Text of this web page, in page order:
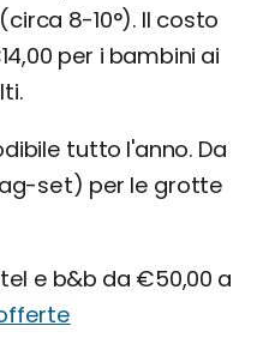
8-10°). Il costo
per i bambini ai
tutto l'anno. Da
set) per le grotte
e b&b da €50,00 a